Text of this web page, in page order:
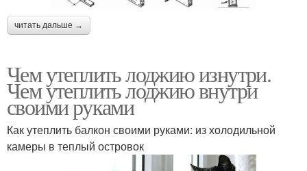
читать дальше →
Чем утеплить лоджию изнутри.
Чем утеплить лоджию внутри
своими руками
Как утеплить балкон своими руками: из холодильной
камеры в теплый островок